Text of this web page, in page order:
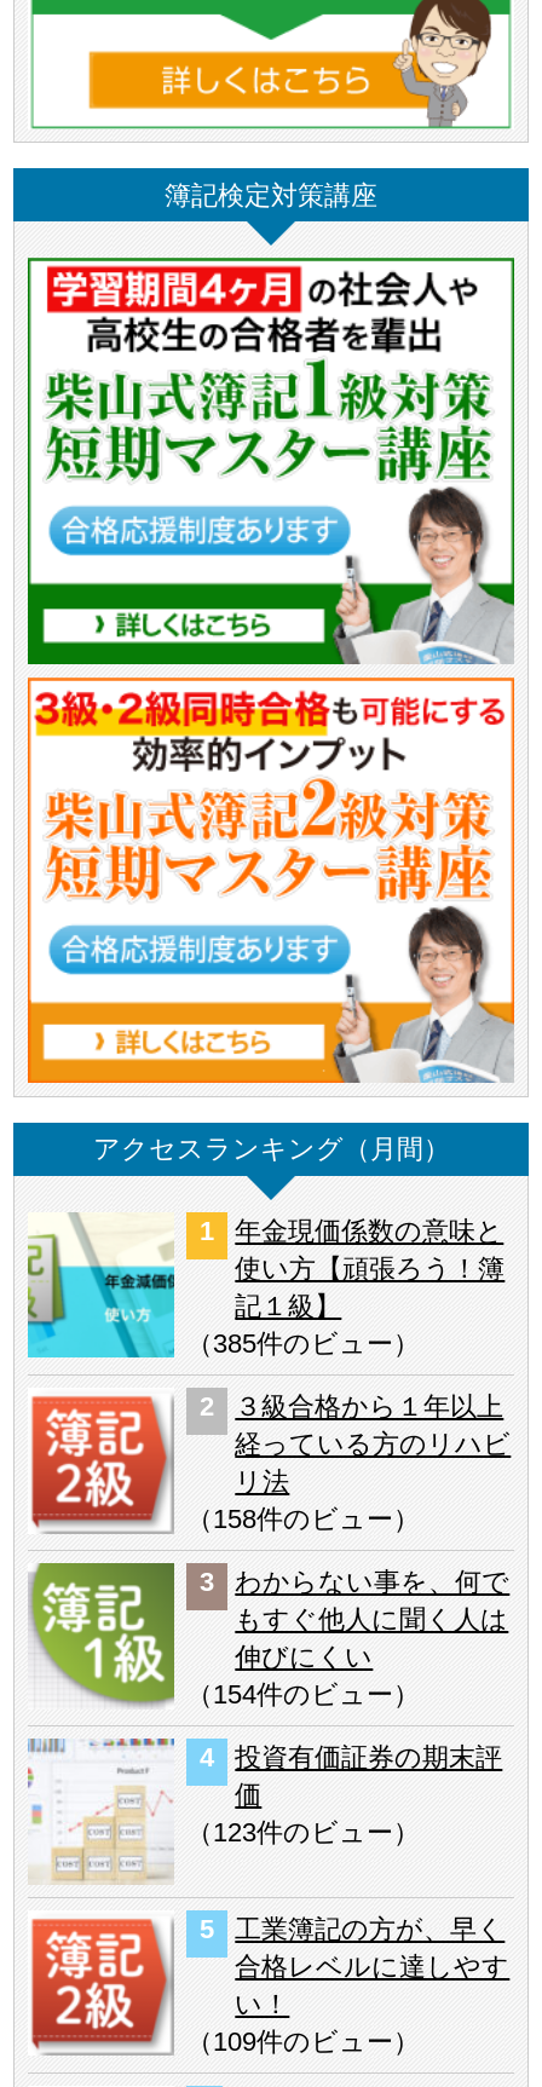
簿記検定対策講座
アクセスランキング（月間）
年金現価係数の意味と
使い方【頑張ろう！簿
記１級】
（385件のビュー ）
３級合格から１年以上
経っている方のリハビ
リ法
（158件のビュー ）
わからない事を、何で
もすぐ他人に聞く人は
伸びにくい
（154件のビュー ）
投資有価証券の期末評
価
（123件のビュー ）
工業簿記の方が、早く
合格レベルに達しやす
い！
（109件のビュー ）